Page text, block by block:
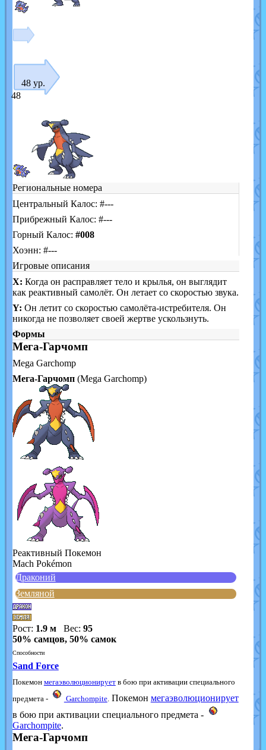
48
48 ур.
Региональные номера
Центральный Калос: #---
Прибрежный Калос: #---
Горный Калос: #008
Хоэнн: #---
Игровые описания
X: Когда он расправляет тело и крылья, он выглядит
как реактивный самолёт. Он летает со скоростью звука.
Y: Он летит со скоростью самолёта-истребителя. Он
никогда не позволяет своей жертве ускользнуть.
Формы
Мега-Гарчомп
Mega Garchomp
Мега-Гарчомп(Mega Garchomp)
Реактивный Покемон
Mach Pokémon
Драконий
Земляной
Рост: 1.9 мВес: 95
50% самцов, 50% самок
Способности
Sand Force
Покемон мегаэволюционируетв бою при активации специального
предмета -
Garchompite. Покемон мегаэволюционирует
в бою при активации специального предмета -
Garchompite.
Мега-Гарчомп